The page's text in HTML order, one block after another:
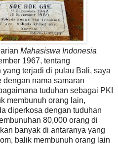
Mahasiswa Indonesia
1967, tentang
terjadi di pulau Bali, saya
nama samaran
tuduhan sebagai PKI
membunuh orang lain,
diperkosa dengan tuduhan
80,000 orang di
banyak di antaranya yang
balik membunuh orang lain